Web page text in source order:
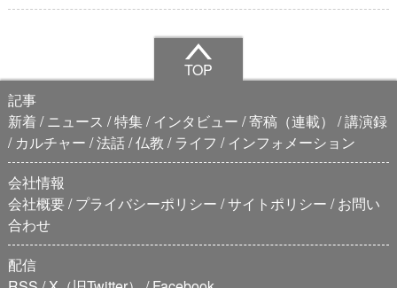
TOP
記事
新着
ニュース 特集 インタビュー 寄稿（連載）
講演録
カルチャー 法話 仏教 ライフ
インフォメーション
会社情報
会社概要 プライバシーポリシー サイトポリシー
お問い
合わせ
配信